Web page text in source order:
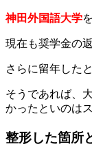
神田外国語大学
現在も奨学金の
さらに留年した
そうであれば、
かったといのは
整形した箇所